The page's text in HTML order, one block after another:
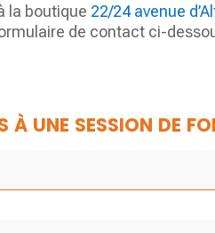
la boutique 22/24 avenue
de contact ci-
à une session de